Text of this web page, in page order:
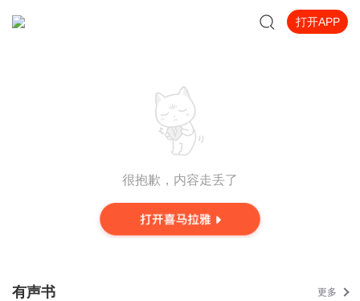
打开APP
很抱歉，内容走丢了
有声书 更多